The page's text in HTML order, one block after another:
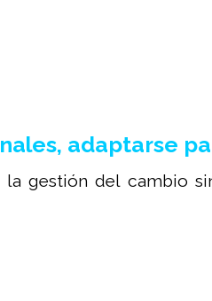
adaptarse
gestión del cambio